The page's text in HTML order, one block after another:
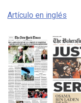
Artículo en inglés